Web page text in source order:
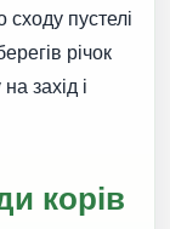
пустелі
річок
захід і
корів